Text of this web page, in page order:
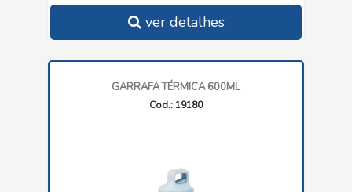
ver detalhes
GARRAFA TÉRMICA 600ML
Cod.: 19180